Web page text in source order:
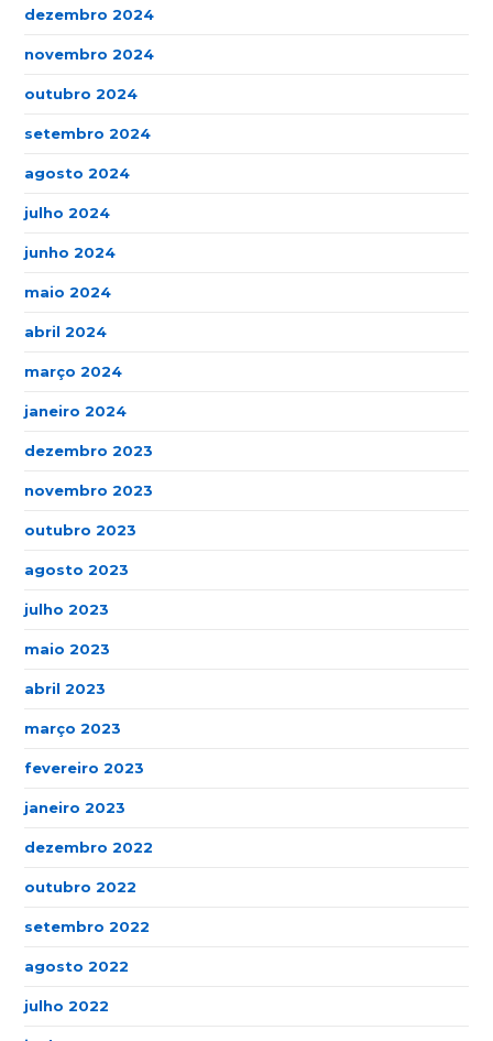
dezembro 2024
novembro 2024
outubro 2024
setembro 2024
agosto 2024
julho 2024
junho 2024
maio 2024
abril 2024
março 2024
janeiro 2024
dezembro 2023
novembro 2023
outubro 2023
agosto 2023
julho 2023
maio 2023
abril 2023
março 2023
fevereiro 2023
janeiro 2023
dezembro 2022
outubro 2022
setembro 2022
agosto 2022
julho 2022